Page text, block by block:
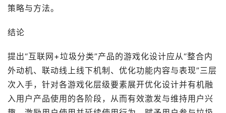
策略与方法。
结论
提出“互联网+垃圾分类”产品的游戏化设计应从“整合内
外动机、联动线上线下机制、优化功能内容与表现”三层
次入手，针对各游戏化层级要素展开优化设计并有机融
入用户产品使用的各阶段，从而有效激发与维持用户兴